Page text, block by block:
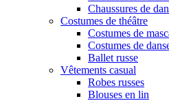
Chaussures de
Costumes de théâtre
Costumes de
Costumes de
Ballet russe
Vêtements casual
Robes russes
Blouses en lin